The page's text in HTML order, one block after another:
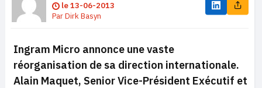
le13-06-2013
ParDirk Basyn
Ingram Micro annonce une vaste
réorganisation de sa direction internationale.
Alain Maquet, Senior Vice-Président Exécutif et